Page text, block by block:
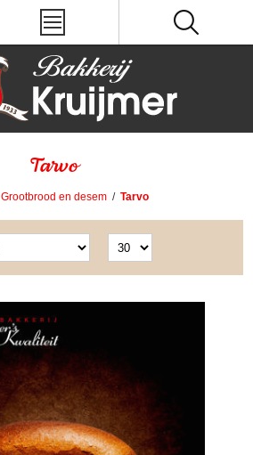
Tarvo
Grootbrood en desem / Tarvo